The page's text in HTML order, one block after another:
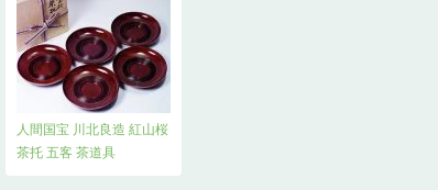
人間国宝 川北良造 紅山桜
茶托 五客 茶道具